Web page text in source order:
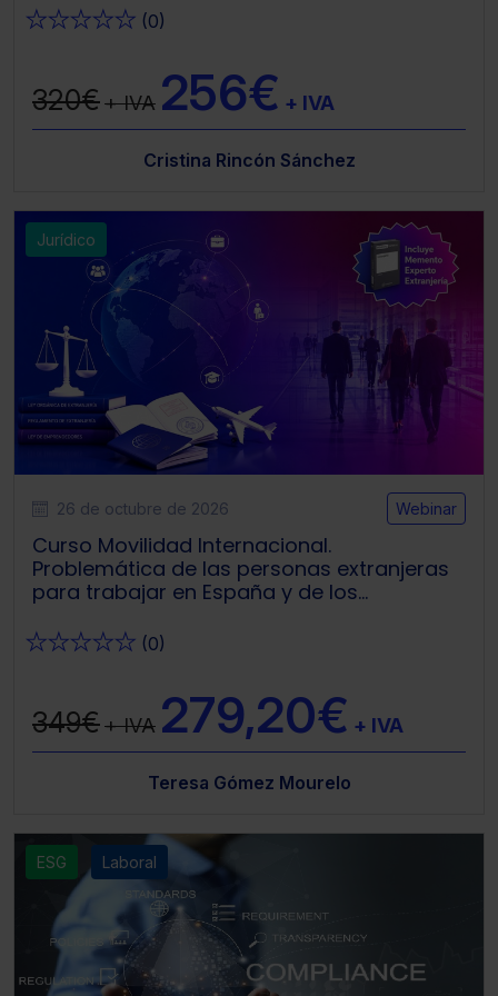
★★★★★ (0)
320€+ IVA 256€ + IVA
Cristina Rincón Sánchez
Jurídico
26 de octubre de 2026 Webinar
Curso Movilidad Internacional.
Problemática de las personas extranjeras
para trabajar en España y de los
sesiones webinar)+ Memento Experto
★★★★★ (0)
349€+ IVA 279,20€ + IVA
Teresa Gómez Mourelo
ESG Laboral